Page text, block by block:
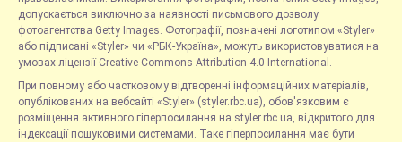
допускається виключно за наявності письмового дозволу
фотоагентства Getty Images. Фотографії, позначені логотипом «Styler»
або підписані «Styler» чи «РБК-Україна», можуть використовуватися на
умовах ліцензії Creative Commons Attribution 4.0 International.
При повному або частковому відтворенні інформаційних матеріалів,
опублікованих на вебсайті «Styler» (styler.rbc.ua), обов'язковим є
розміщення активного гіперпосилання на styler.rbc.ua, відкритого для
індексації пошуковими системами. Таке гіперпосилання має бути